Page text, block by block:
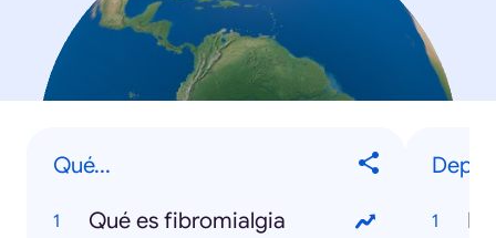
Qué...
Qué es fibromialgia